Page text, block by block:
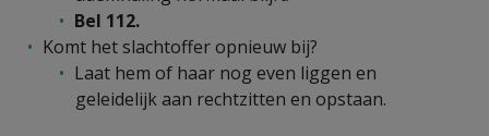
Bel 112.
Komt het slachtoffer opnieuw bij?
Laat hem of haar nog even liggen en
geleidelijk aan rechtzitten en opstaan.